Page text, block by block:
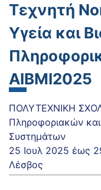
Tεχνητή
Υγεία και
AIBMI2025
ΠΟΛΥΤΕΧΝΙΚΗ
Πληροφοριακών
Συστημάτων
25 Ιουλ 2025 έως
Λέσβος